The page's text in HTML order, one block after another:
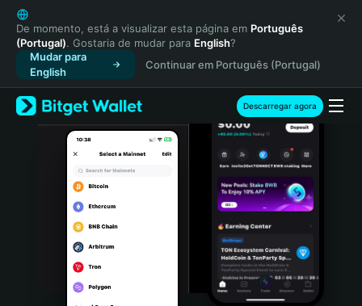
English
日本語
Tiếng Việt
Русский
Español (Latinoamérica)
Türkçe
Italiano
Português (Portugal)
Bahasa Indonesia
De momento, está a visualizar esta página em Português
(Portugal). Gostaria de mudar para English?
Mudar para
English
Continuar em Português (Portugal)
Descarregar agora